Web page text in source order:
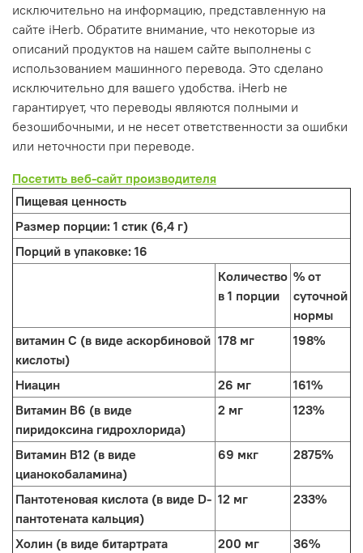
исключительно на информацию, представленную на
сайте iHerb. Обратите внимание, что некоторые из
описаний продуктов на нашем сайте выполнены с
использованием машинного перевода. Это сделано
исключительно для вашего удобства. iHerb не
гарантирует, что переводы являются полными и
безошибочными, и не несет ответственности за ошибки
или неточности при переводе.
Посетить веб-сайт производителя
Пищевая ценность
Размер порции: 1 стик (6,4 г)
Порций в упаковке: 16
Количество
в 1 порции
% от
суточной
нормы
витамин С (в виде аскорбиновой
кислоты)
178 мг 198%
Ниацин 26 мг
161%
Витамин B6 (в виде
пиридоксина гидрохлорида)
2 мг 123%
Витамин В12 (в виде
цианокобаламина)
69 мкг 2875%
Пантотеновая кислота (в виде D-
пантотената кальция)
12 мг 233%
Холин (в виде битартрата
200 мг 36%